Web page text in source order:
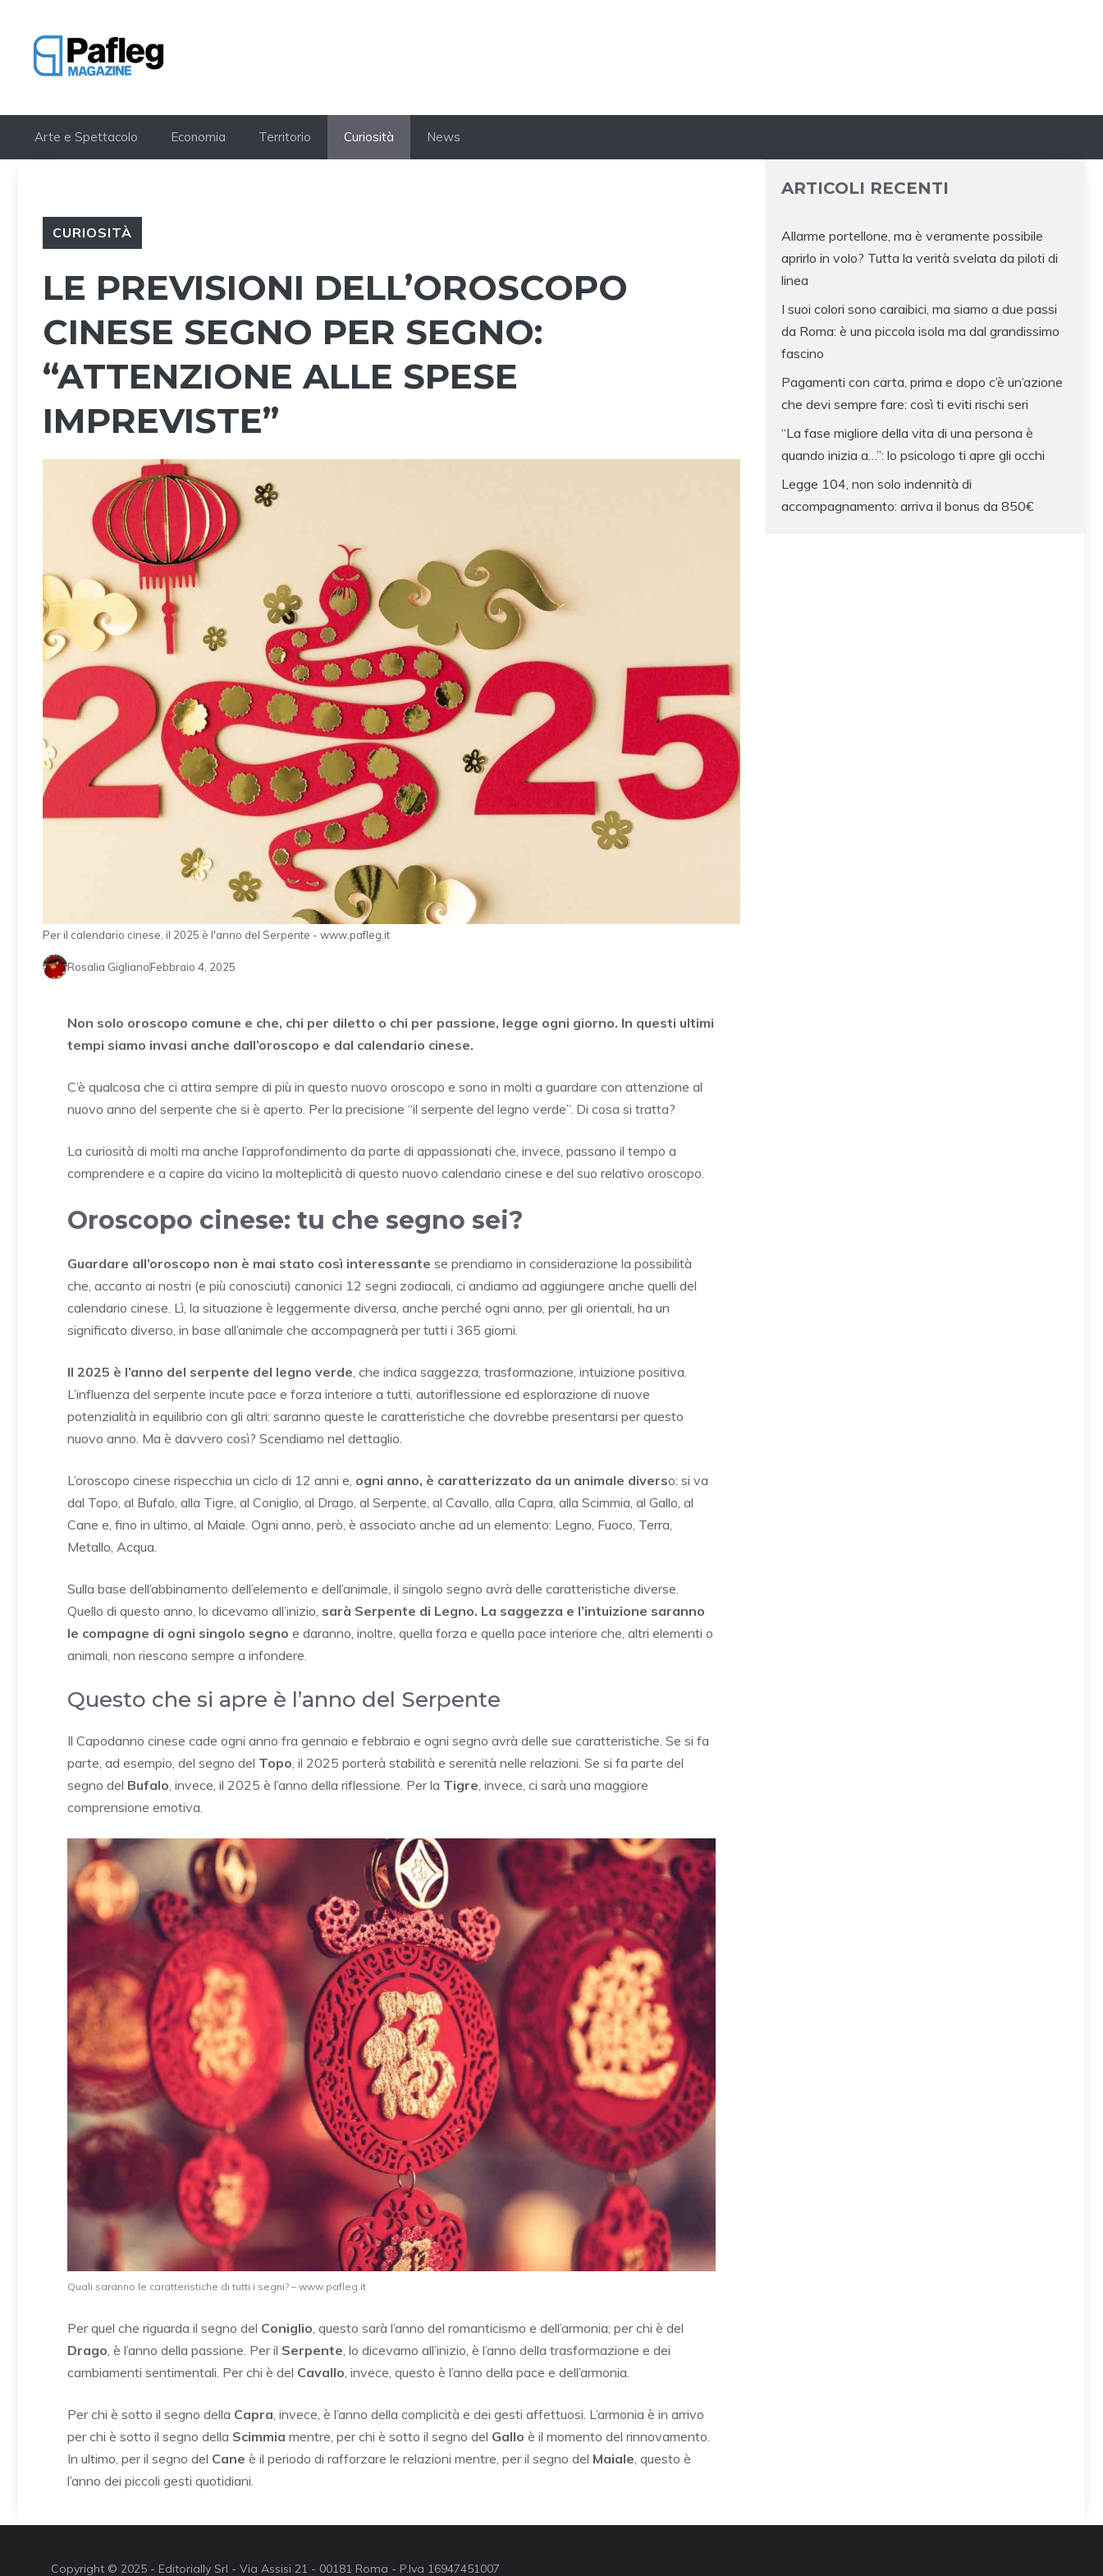
contenuto
Arte e Spettacolo Economia Territorio Curiosità News
CURIOSITÀ
LE PREVISIONI DELL’OROSCOPO
CINESE SEGNO PER SEGNO:
“ATTENZIONE ALLE SPESE
IMPREVISTE”
Per il calendario cinese, il 2025 è l'anno del Serpente - www.pafleg.it
Rosalia GiglianoFebbraio 4, 2025
Non solo oroscopo comune e che, chi per diletto o chi per passione, legge ogni giorno. In questi ultimi
tempi siamo invasi anche dall’oroscopo e dal calendario cinese.
C’è qualcosa che ci attira sempre di più in questo nuovo oroscopo e sono in molti a guardare con attenzione al
nuovo anno del serpente che si è aperto. Per la precisione “il serpente del legno verde”. Di cosa si tratta?
La curiosità di molti ma anche l’approfondimento da parte di appassionati che, invece, passano il tempo a
comprendere e a capire da vicino la molteplicità di questo nuovo calendario cinese e del suo relativo oroscopo.
Oroscopo cinese: tu che segno sei?
Guardare all’oroscopo non è mai stato così interessante se prendiamo in considerazione la possibilità
che, accanto ai nostri (e più conosciuti) canonici 12 segni zodiacali, ci andiamo ad aggiungere anche quelli del
calendario cinese. Lì, la situazione è leggermente diversa, anche perché ogni anno, per gli orientali, ha un
significato diverso, in base all’animale che accompagnerà per tutti i 365 giorni.
Il 2025 è l’anno del serpente del legno verde, che indica saggezza, trasformazione, intuizione positiva.
L’influenza del serpente incute pace e forza interiore a tutti, autoriflessione ed esplorazione di nuove
potenzialità in equilibrio con gli altri: saranno queste le caratteristiche che dovrebbe presentarsi per questo
nuovo anno. Ma è davvero così? Scendiamo nel dettaglio.
L’oroscopo cinese rispecchia un ciclo di 12 anni e, ogni anno, è caratterizzato da un animale diverso: si va
dal Topo, al Bufalo, alla Tigre, al Coniglio, al Drago, al Serpente, al Cavallo, alla Capra, alla Scimmia, al Gallo, al
Cane e, fino in ultimo, al Maiale. Ogni anno, però, è associato anche ad un elemento: Legno, Fuoco, Terra,
Metallo, Acqua.
Sulla base dell’abbinamento dell’elemento e dell’animale, il singolo segno avrà delle caratteristiche diverse.
Quello di questo anno, lo dicevamo all’inizio, sarà Serpente di Legno. La saggezza e l’intuizione saranno
le compagne di ogni singolo segno e daranno, inoltre, quella forza e quella pace interiore che, altri elementi o
animali, non riescono sempre a infondere.
Questo che si apre è l’anno del Serpente
Il Capodanno cinese cade ogni anno fra gennaio e febbraio e ogni segno avrà delle sue caratteristiche. Se si fa
parte, ad esempio, del segno del Topo, il 2025 porterà stabilità e serenità nelle relazioni. Se si fa parte del
segno del Bufalo, invece, il 2025 è l’anno della riflessione. Per la Tigre, invece, ci sarà una maggiore
comprensione emotiva.
Quali saranno le caratteristiche di tutti i segni? – www.pafleg.it
Per quel che riguarda il segno del Coniglio , questo sarà l’anno del romanticismo e dell’armonia; per chi è del
Drago , è l’anno della passione. Per il Serpente , lo dicevamo all’inizio, è l’anno della trasformazione e dei
cambiamenti sentimentali. Per chi è del Cavallo , invece, questo è l’anno della pace e dell’armonia.
Per chi è sotto il segno della Capra , invece, è l’anno della complicità e dei gesti affettuosi. L’armonia è in arrivo
per chi è sotto il segno della Scimmia mentre, per chi è sotto il segno del Gallo è il momento del rinnovamento.
In ultimo, per il segno del Cane è il periodo di rafforzare le relazioni mentre, per il segno del Maiale , questo è
l’anno dei piccoli gesti quotidiani.
ARTICOLI RECENTI
Allarme portellone, ma è veramente possibile
aprirlo in volo? Tutta la verità svelata da piloti di
linea
I suoi colori sono caraibici, ma siamo a due passi
da Roma: è una piccola isola ma dal grandissimo
fascino
Pagamenti con carta, prima e dopo c’è un’azione
che devi sempre fare: così ti eviti rischi seri
“La fase migliore della vita di una persona è
quando inizia a…”: lo psicologo ti apre gli occhi
Legge 104, non solo indennità di
accompagnamento: arriva il bonus da 850€
Copyright © 2025 - Editorially Srl - Via Assisi 21 - 00181 Roma - P.Iva 16947451007